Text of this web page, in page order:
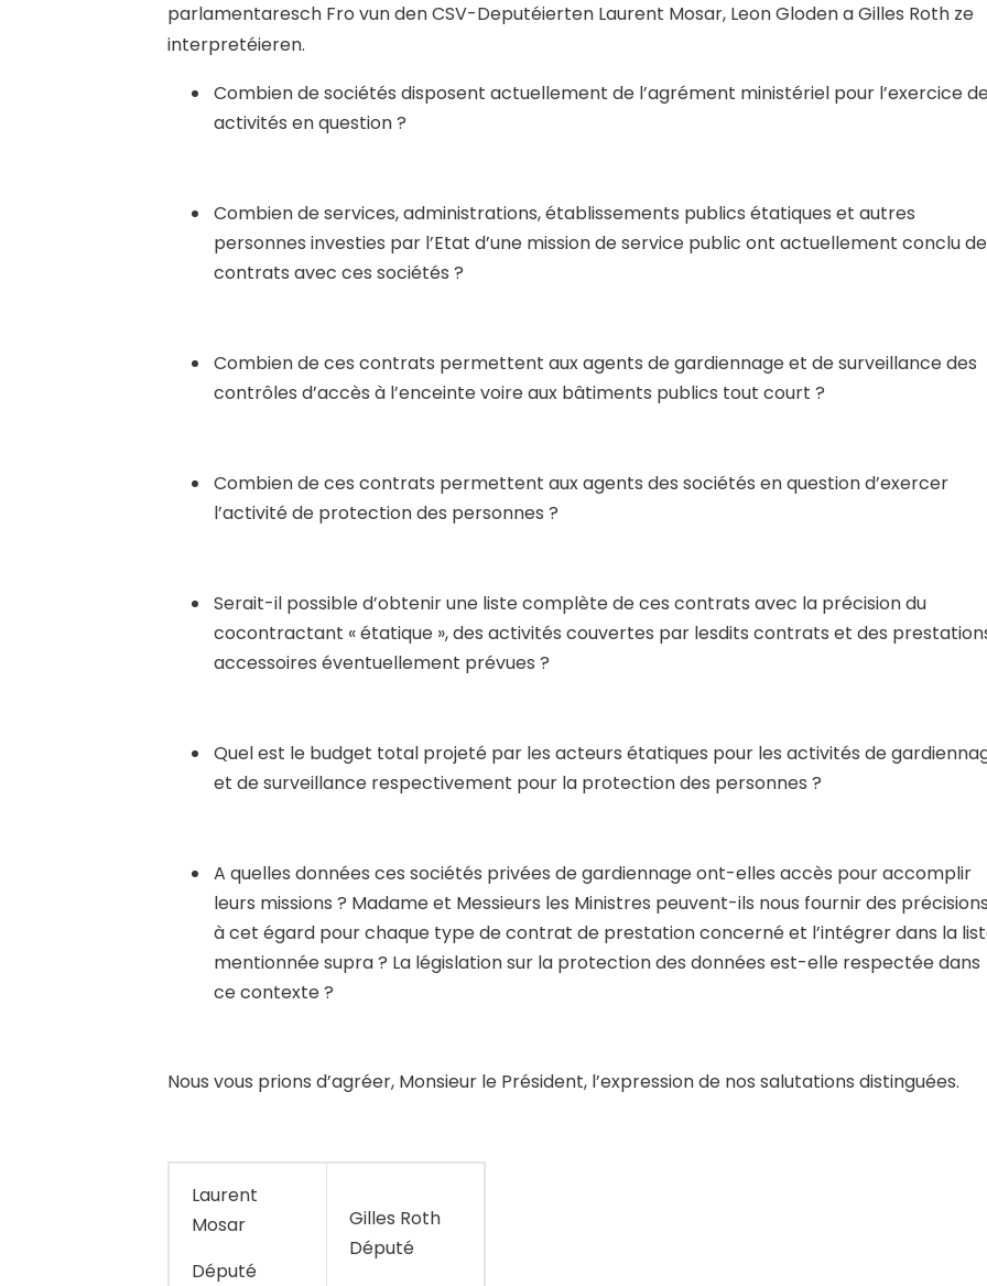
parlamentaresch Fro vun den CSV-Deputéierten Laurent Mosar, Leon Gloden a Gilles Roth ze
interpretéieren.
Combien de sociétés disposent actuellement de l’agrément ministériel pour l’exercice
activités en question ?
Combien de services, administrations, établissements publics étatiques et autres
personnes investies par l’Etat d’une mission de service public ont actuellement conclu
contrats avec ces sociétés ?
Combien de ces contrats permettent aux agents de gardiennage et de surveillance des
contrôles d’accès à l’enceinte voire aux bâtiments publics tout court ?
Combien de ces contrats permettent aux agents des sociétés en question d’exercer
l’activité de protection des personnes ?
Serait-il possible d’obtenir une liste complète de ces contrats avec la précision du
cocontractant « étatique », des activités couvertes par lesdits contrats et des
accessoires éventuellement prévues ?
Quel est le budget total projeté par les acteurs étatiques pour les activités de
et de surveillance respectivement pour la protection des personnes ?
A quelles données ces sociétés privées de gardiennage ont-elles accès pour accomplir
leurs missions ? Madame et Messieurs les Ministres peuvent-ils nous fournir des
à cet égard pour chaque type de contrat de prestation concerné et l’intégrer dans la
mentionnée supra ? La législation sur la protection des données est-elle respectée dans
ce contexte ?
Nous vous prions d’agréer, Monsieur le Président, l’expression de nos salutations distinguées.
Laurent
Mosar
Député
Gilles Roth
Député